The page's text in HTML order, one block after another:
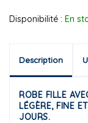
Disponibilité : En
Description
ROBE FILLE
LÉGÈRE, FINE
JOURS.